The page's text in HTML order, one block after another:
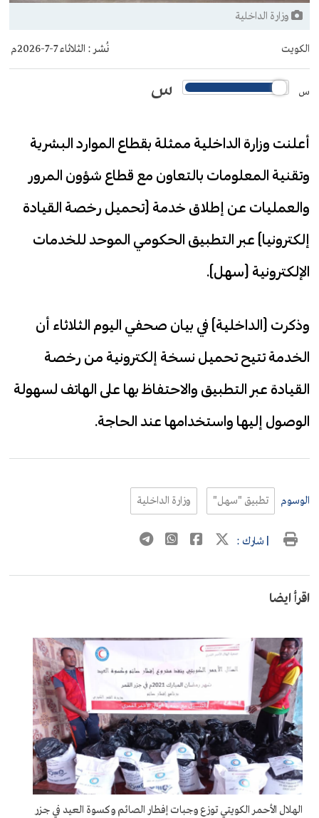
وزارة الداخلية
الكويت نُشر : الثلاثاء 7-7-2026م
س س
أعلنت وزارة الداخلية ممثلة بقطاع الموارد البشرية
وتقنية المعلومات بالتعاون مع قطاع شؤون المرور
والعمليات عن إطلاق خدمة (تحميل رخصة القيادة
إلكترونيا) عبر التطبيق الحكومي الموحد للخدمات
الإلكترونية (سهل).
وذكرت (الداخلية) في بيان صحفي اليوم الثلاثاء أن
الخدمة تتيح تحميل نسخة إلكترونية من رخصة
القيادة عبر التطبيق والاحتفاظ بها على الهاتف لسهولة
الوصول إليها واستخدامها عند الحاجة.
الوسوم تطبيق "سهل" وزارة الداخلية
| شارك :
اقرأ ايضا
الهلال الأحمر الكويتي توزع وجبات إفطار الصائم وكسوة العيد في جزر